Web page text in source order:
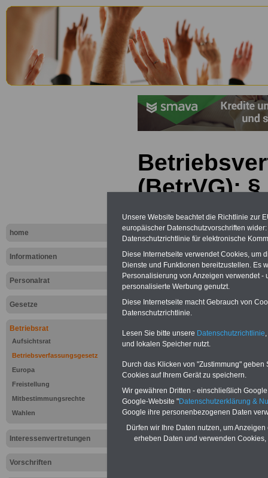
home
Informationen
Personalrat
Gesetze
Betriebsrat
Aufsichtsrat
Betriebsverfassungsgesetz
Europa
Freistellung
Mitbestimmungsrechte
Wahlen
Interessenvertretungen
Vorschriften
(BetrVG): §
Zur Übersicht
Unsere Website beachtet die Richtlinie zur
europäischer Datenschutzvorschriften
Datenschutzrichtlinie für elektronische
Diese Internetseite verwendet Cookies, um
Dienste und Funktionen bereitzustellen. Es
Personalisierung von Anzeigen verwendet
personalisierte Werbung genutzt.
Diese Internetseite macht Gebrauch von
Datenschutzrichtlinie.
Lesen Sie bitte unsere Datenschutzrichtlinie
und lokalen Speicher nutzt.
Durch das Klicken von "Zustimmung"
Cookies auf Ihrem Gerät zu speichern.
Wir gewähren Dritten - einschließlich
Google-Website "Datenschutzerklärung &
Google ihre personenbezogenen Daten
Dürfen wir Ihre Daten nutzen, um
erheben Daten und verwenden